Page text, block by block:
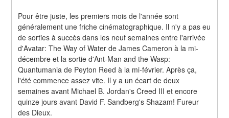
Pour être juste, les premiers mois de l'année sont
généralement une friche cinématographique. Il n'y a pas eu
de sorties à succès dans les neuf semaines entre l'arrivée
d'Avatar: The Way of Water de James Cameron à la mi-
décembre et la sortie d'Ant-Man and the Wasp:
Quantumania de Peyton Reed à la mi-février. Après ça,
l'été commence assez vite. Il y a un écart de deux
semaines avant Michael B. Jordan's Creed III et encore
quinze jours avant David F. Sandberg's Shazam! Fureur
des Dieux.